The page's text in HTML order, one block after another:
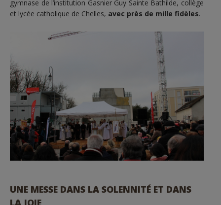
gymnase de l’institution Gasnier Guy Sainte Bathilde, collège
et lycée catholique de Chelles, avec près de mille fidèles.
UNE MESSE DANS LA SOLENNITÉ ET DANS
LA JOIE